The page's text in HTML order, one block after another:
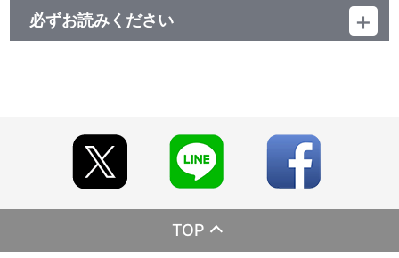
必ずお読みください
TOP